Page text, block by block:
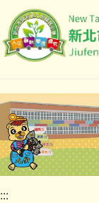
到
主
容
區
:::